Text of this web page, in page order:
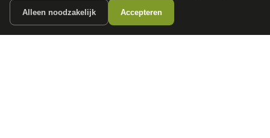
Alleen noodzakelijk Accepteren